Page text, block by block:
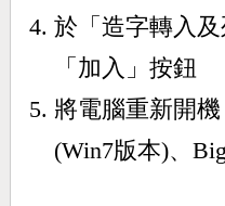
於「造字轉入
「加入」按鈕
將電腦重新開
(Win7版本)、